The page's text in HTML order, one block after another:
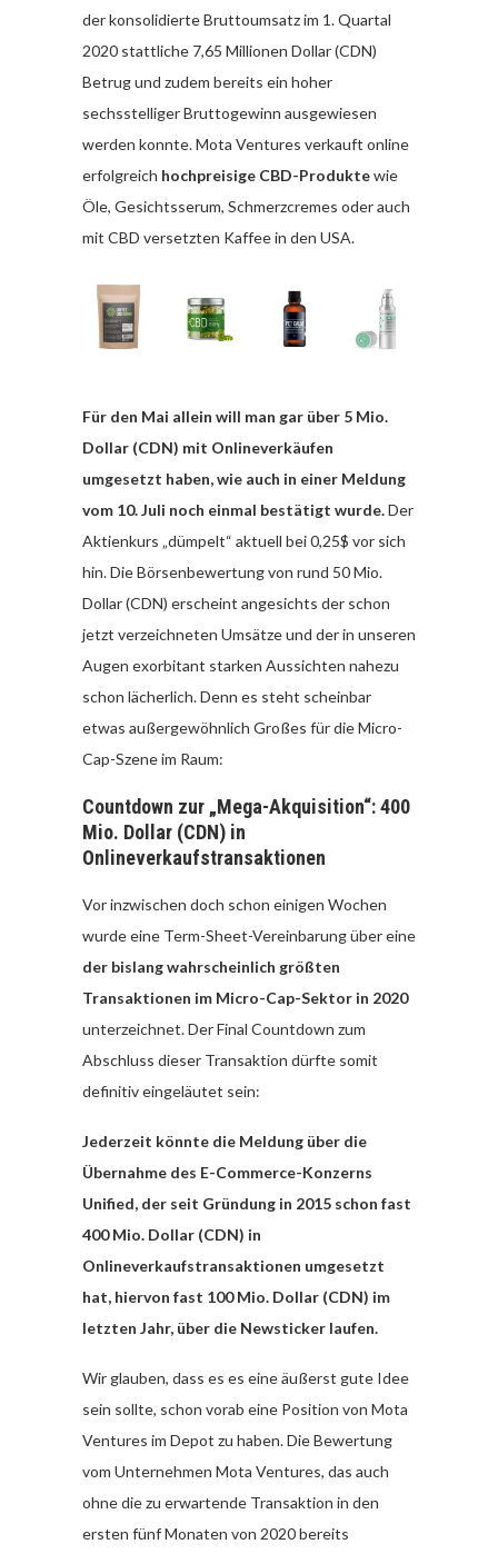
der konsolidierte Bruttoumsatz im 1. Quartal
2020 stattliche 7,65 Millionen Dollar (CDN)
Betrug und zudem bereits ein hoher
sechsstelliger Bruttogewinn ausgewiesen
werden konnte. Mota Ventures verkauft online
erfolgreich hochpreisige CBD-Produktewie
Öle, Gesichtsserum, Schmerzcremes oder auch
mit CBD versetzten Kaffee in den USA.
Für den Mai allein will man gar über 5 Mio.
Dollar (CDN) mit Onlineverkäufen
umgesetzt haben, wie auch in einer Meldung
vom 10. Juli noch einmal bestätigt wurde.Der
Aktienkurs „dümpelt“ aktuell bei 0,25$ vor sich
hin. Die Börsenbewertung von rund 50 Mio.
Dollar (CDN) erscheint angesichts der schon
jetzt verzeichneten Umsätze und der in unseren
Augen exorbitant starken Aussichten nahezu
schon lächerlich. Denn es steht scheinbar
etwas außergewöhnlich Großes für die Micro-
Cap-Szene im Raum:
Countdown zur „Mega-Akquisition“: 400
Mio. Dollar (CDN) in
Onlineverkaufstransaktionen
Vor inzwischen doch schon einigen Wochen
wurde eine Term-Sheet-Vereinbarung über eine
der bislang wahrscheinlich größten
Transaktionen im Micro-Cap-Sektor in 2020
unterzeichnet. Der Final Countdown zum
Abschluss dieser Transaktion dürfte somit
definitiv eingeläutet sein:
Jederzeit könnte die Meldung über die
Übernahme des E-Commerce-Konzerns
Unified, der seit Gründung in 2015 schon fast
400 Mio. Dollar (CDN) in
Onlineverkaufstransaktionen umgesetzt
hat, hiervon fast 100 Mio. Dollar (CDN) im
letzten Jahr, über die Newsticker laufen.
Wir glauben, dass es es eine äußerst gute Idee
sein sollte, schon vorab eine Position von Mota
Ventures im Depot zu haben. Die Bewertung
vom Unternehmen Mota Ventures, das auch
ohne die zu erwartende Transaktion in den
ersten fünf Monaten von 2020 bereits